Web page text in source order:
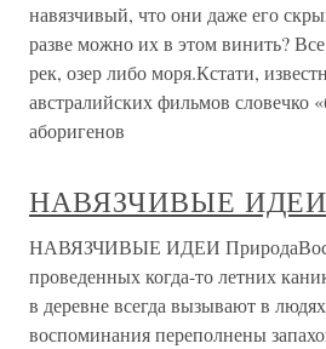
навязчивый, что они даже его
разве можно их в этом винить?
рек, озер либо моря.Кстати,
австралийских фильмов словечко
аборигенов
НАВЯЗЧИВЫЕ ИДЕИ
НАВЯЗЧИВЫЕ ИДЕИ
проведенных когда-то летних
в деревне всегда вызывают в
воспоминания переполнены